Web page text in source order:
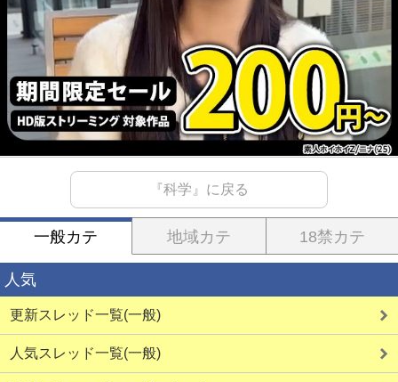
『科学』に戻る
一般カテ 地域カテ 18禁カテ
人気
更新スレッド一覧(一般)
人気スレッド一覧(一般)